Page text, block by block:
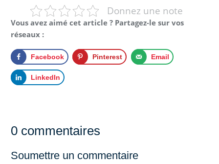
Donnez une note
Vous avez aimé cet article ? Partagez-le sur vos
réseaux :
Facebook Pinterest Email
LinkedIn
0 commentaires
Soumettre un commentaire